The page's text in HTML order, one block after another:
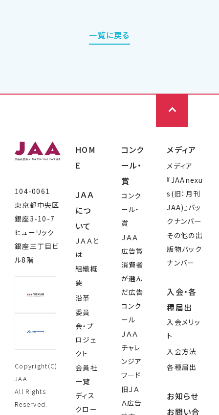
一覧に戻る
104-0061
東京都中央区
銀座3-10-7
ヒューリック
銀座三丁目ビ
ル8階
Copyright(C)
JAA.
All Rights
Reserved.
HOM
E
ＪＡＡ
につ
いて
ＪＡＡと
は
組織概
要
沿革
委員
会・プ
ロジェ
クト
会員社
一覧
ディス
クロー
コンク
ール・
賞
コンク
ール・
賞
ＪＡＡ
広告賞
消費者
が選ん
だ広告
コンク
ール
ＪＡＡ
チャレ
ンジア
ワード
旧ＪＡ
Ａ広告
メディア
メディア
『JAAnexu
s(旧：月刊
JAA)』バッ
クナンバー
その他の出
版物バック
ナンバー
入会・各
種届出
入会メリッ
ト
入会方法
各種届出
お知らせ
お問い合